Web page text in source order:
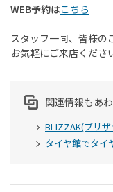
WEB予約はこちら
スタッフ一同、皆様の
お気軽にご来店くださ
関連情報もあ
BLIZZAK(ブリ
タイヤ館でタイ